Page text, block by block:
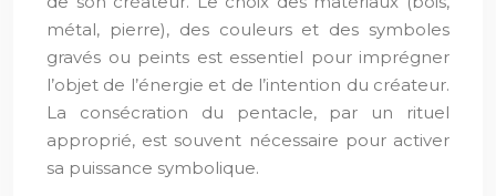
métal, pierre), des couleurs et des symboles
gravés ou peints est essentiel pour imprégner
l’objet de l’énergie et de l’intention du créateur.
La consécration du pentacle, par un rituel
approprié, est souvent nécessaire pour activer
sa puissance symbolique.